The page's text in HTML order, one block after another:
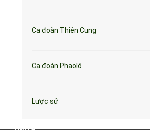
Ca đoàn Thiên Cung
Ca đoàn Phaolô
Lược sử